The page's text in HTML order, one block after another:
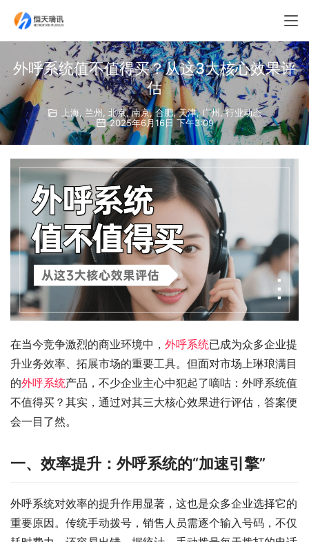
外呼系统值不值得买？从这3大核心效果评
估
上海 兰州, 北京,南京,合肥,天津, 广州,行业动态
2025年6月16日 下午3:09
在当今竞争激烈的商业环境中， 外呼系统已成为众多企业提
升业务效率、拓展市场的重要工具。但面对市场上琳琅满目
的外呼系统产品，不少企业主心中犯起了嘀咕：外呼系统值
不值得买？其实，通过对其三大核心效果进行评估，答案便
会一目了然。
一、效率提升：外呼系统的“加速引擎”
外呼系统对效率的提升作用显著，这也是众多企业选择它的
重要原因。传统手动拨号，销售人员需逐个输入号码，不仅